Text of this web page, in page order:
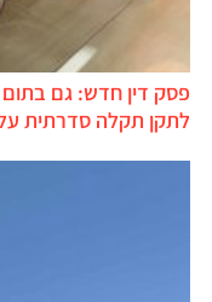
פסק דין חדש: גם
לתקן תקלה סדרתית